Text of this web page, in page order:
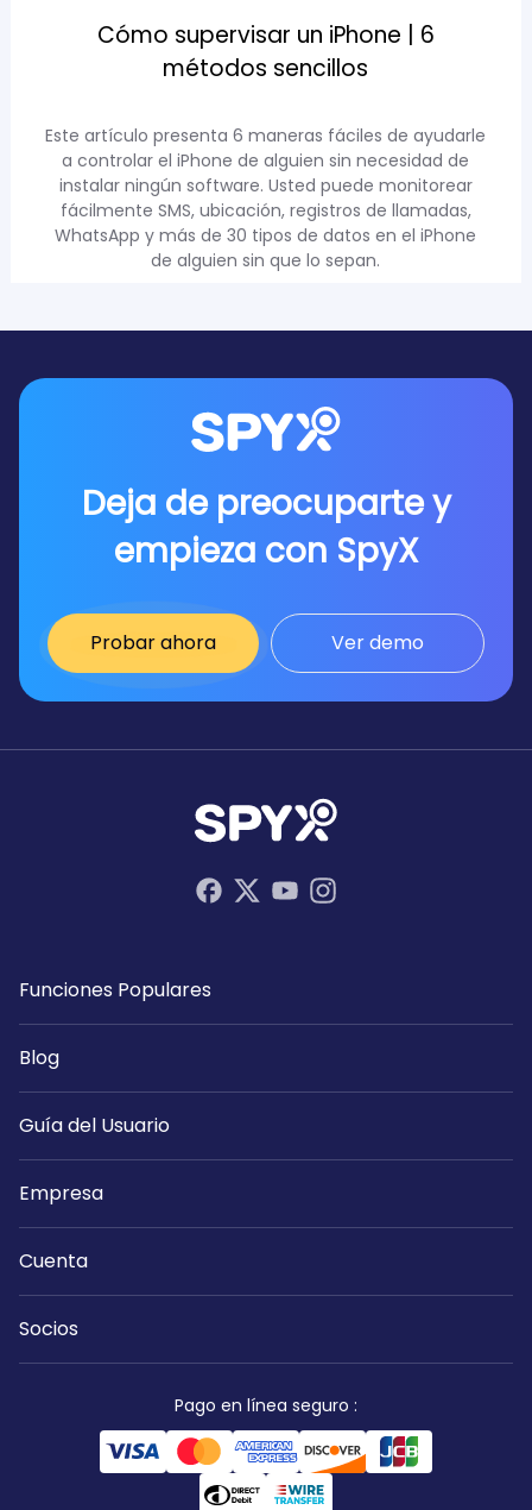
Cómo supervisar un iPhone | 6
métodos sencillos
Este artículo presenta 6 maneras fáciles de ayudarle
a controlar el iPhone de alguien sin necesidad de
instalar ningún software. Usted puede monitorear
fácilmente SMS, ubicación, registros de llamadas,
WhatsApp y más de 30 tipos de datos en el iPhone
de alguien sin que lo sepan.
Deja de preocuparte y
empieza con SpyX
Probar ahora Ver demo
Funciones Populares
Blog
Guía del Usuario
Empresa
Cuenta
Socios
Pago en línea seguro :